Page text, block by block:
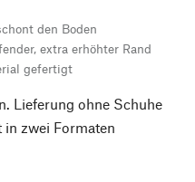
den Boden
extra erhöhter Rand
gefertigt
Lieferung ohne Schuhe
zwei Formaten